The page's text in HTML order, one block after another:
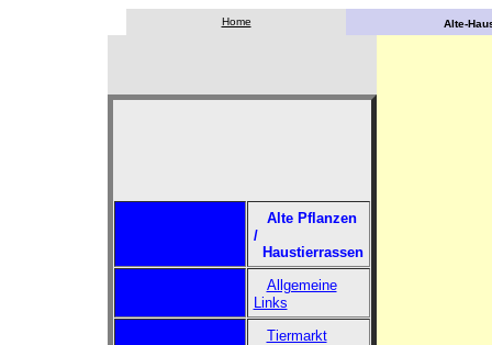
Home Alte-
Alte Pflanzen
/
Haustierrassen
Allgemeine
Links
Tiermarkt